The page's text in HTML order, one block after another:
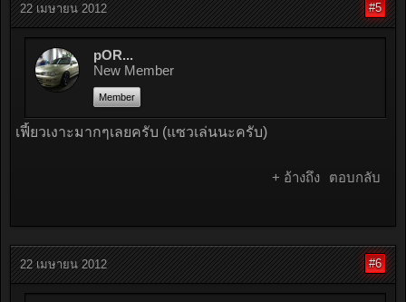
22 เมษายน 2012 #5
pOR...
New Member
Member
เฟี้ยวเงาะมากๆเลยครับ (แซวเล่นนะครับ)
+ อ้างถึง ตอบกลับ
22 เมษายน 2012 #6